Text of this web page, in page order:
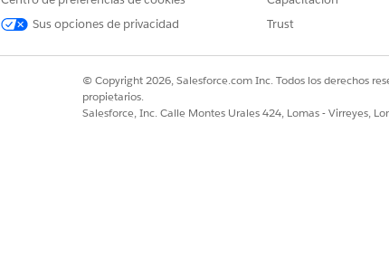
Sus opciones de privacidad
Trust
© Copyright 2026, Salesforce.com Inc. Todos los derechos
propietarios.
Salesforce, Inc. Calle Montes Urales 424, Lomas - Virreyes,